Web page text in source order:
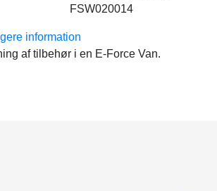
FSW020014
information
af tilbehør i en E-Force Van.